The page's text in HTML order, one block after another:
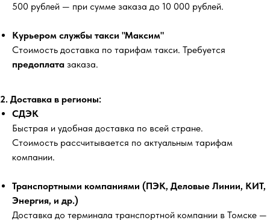
500 рублей — при сумме заказа до 10 000 рублей.
Курьером службы такси "Максим"
Стоимость доставка по тарифам такси. Требуется
предоплата заказа.
2. Доставка в регионы:
СДЭК
Быстрая и удобная доставка по всей стране.
Стоимость рассчитывается по актуальным тарифам
компании.
Транспортными компаниями (ПЭК, Деловые Линии, КИТ,
Энергия, и др.)
Доставка до терминала транспортной компании в Томске —